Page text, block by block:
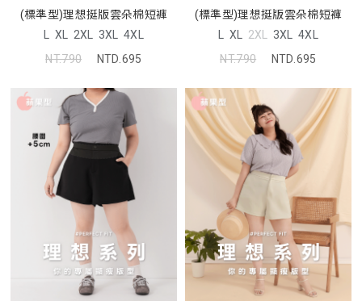
(標準型)理想挺版雲朵棉短褲
L XL 2XL 3XL 4XL
NT.790
NTD.695
(標準型)理想挺版雲朵棉短褲
L XL 2XL 3XL 4XL
NT.790
NTD.695